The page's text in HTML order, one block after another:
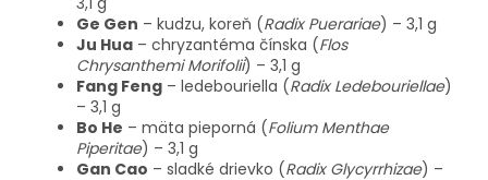
Ge Gen – kudzu, koreň (Radix Puerariae) – 3,1 g
Ju Hua – chryzantéma čínska (Flos
Chrysanthemi Morifolii) – 3,1 g
Fang Feng – ledebouriella (Radix Ledebouriellae)
– 3,1 g
Bo He – mäta pieporná (Folium Menthae
Piperitae) – 3,1 g
Gan Cao – sladké drievko (Radix Glycyrrhizae) –